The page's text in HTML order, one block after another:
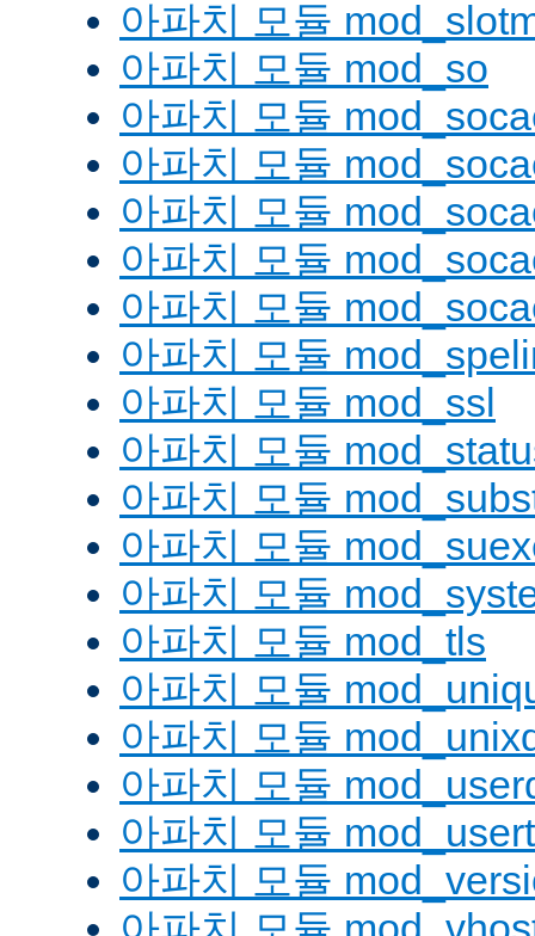
아파치 모듈
아파치 모듈 mod_so
아파치 모듈
아파치 모듈
아파치 모듈
아파치 모듈
아파치 모듈
아파치 모듈
아파치 모듈 mod_ssl
아파치 모듈
아파치 모듈
아파치 모듈
아파치 모듈
아파치 모듈 mod_tls
아파치 모듈
아파치 모듈
아파치 모듈
아파치 모듈
아파치 모듈